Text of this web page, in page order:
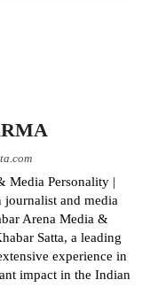
Media Personality |
journalist and media
Arena Media &
Satta, a leading
experience in
impact in the Indian